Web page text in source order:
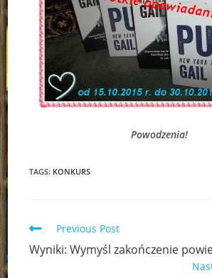
Powodzenia!
TAGS: KONKURS
Read
articles
Previous Post
Wyniki: Wymyśl zakończenie